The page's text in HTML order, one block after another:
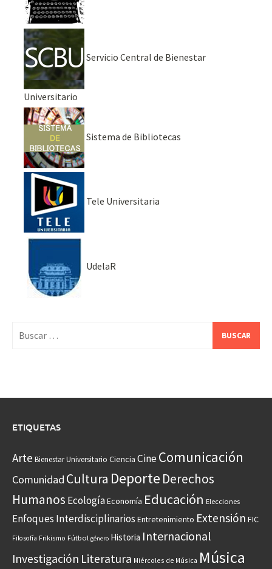
Servicio Central de Bienestar
Universitario
Sistema de Bibliotecas
Tele Universitaria
UdelaR
ETIQUETAS
Arte Bienestar Universitario Ciencia CineComunicación
Comunidad Cultura Deporte Derechos
Humanos EcologíaEconomía Educación Elecciones
Enfoques Interdisciplinarios Entretenimiento Extensión FIC
Filosofía Frikismo Fútbol género Historia Internacional
Investigación Literatura Miércoles de Música Música